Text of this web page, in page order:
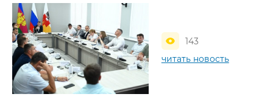
143
читать новость